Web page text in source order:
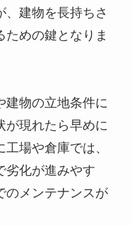
、建物を長持ちさ
めの鍵となりま
建物の立地条件に
が現れたら早めに
場や倉庫では、
劣化が進みやす
のメンテナンスが